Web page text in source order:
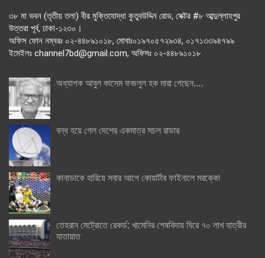
৩৮ মা ভবন (তৃতীয় তলা) বীর মুক্তিযোদ্ধা কুতুবউদ্দিন রোড, সেক্টর #৮ আব্দুল্লাহপুর
উত্তরা পূর্ব, ঢাকা-১২৩০।
অফিস ফোন নম্বরঃ ০২-৪৪৮৯১০১৮, মোবাঃ০১৯৭০৫৭২৯৩৪, ০১৭১৩৩৯৪৭৯৯
ইমেইলঃ channel7bd@gmail.com, অফিসঃ ০২-৪৪৮৯১০১৮
অধ্যাপক আবুল কাসেম ফজলুল হক মারা গেছেন….
বন্ধ হয়ে গেল দেশের একমাত্র সচল রাডার
কানাডাকে হারিয়ে সবার আগে কোয়ার্টার ফাইনালে মরক্কো
তেহরান মেট্রোতে রেকর্ড: খামেনির শেষবিদায় ঘিরে ৭০ লাখ যাত্রীর
যাতায়াত